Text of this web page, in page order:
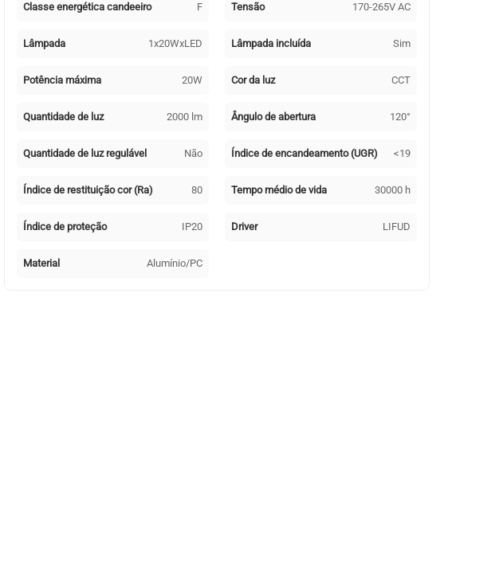
Classe energética candeeiro F Tensão 170-265V AC
Lâmpada 1x20WxLED Lâmpada incluída Sim
Potência máxima 20W Cor da luz CCT
Quantidade de luz 2000 lm Ângulo de abertura 120°
Quantidade de luz regulável Não Índice de encandeamento (UGR) <19
Índice de restituição cor (Ra) 80 Tempo médio de vida 30000 h
Índice de proteção IP20 Driver LIFUD
Material Alumínio/PC